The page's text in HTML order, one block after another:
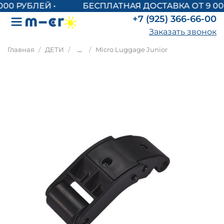
БЕСПЛАТНАЯ ДОСТАВКА ОТ 9
+7 (925) 366-66-00
Заказать звонок
Главная ДЕТИ ... Micro Luggage Junior